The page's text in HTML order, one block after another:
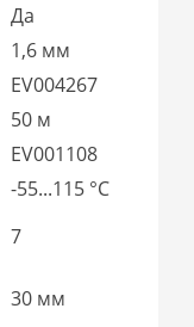
Да
1,6 мм
EV004267
50 м
EV001108
-55...115 °C
7
30 мм